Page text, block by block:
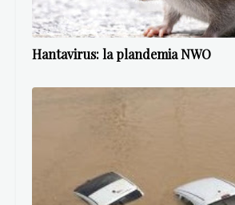
Hantavirus: la plandemia NWO